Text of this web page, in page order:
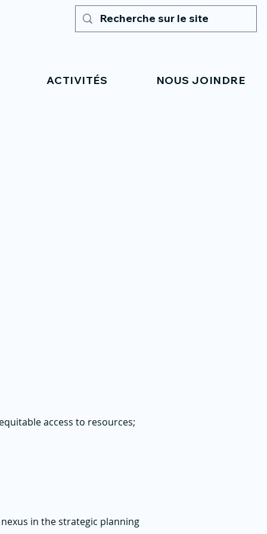
ACTIVITÉS NOUS JOINDRE
access to resources;
in the strategic planning